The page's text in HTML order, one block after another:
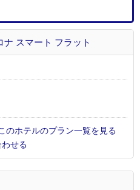
スマート フラット
のホテルのプラン一覧を見る
せる